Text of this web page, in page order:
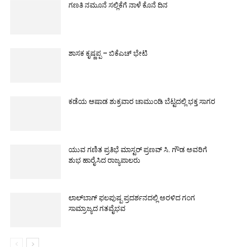
ಗಣತಿ ನಮೂನೆ ಸಲ್ಲಿಕೆಗೆ ನಾಳೆ ಕೊನೆ ದಿನ
ಶಾಸಕ ಕೃಷ್ಣಪ್ಪ – ಬಿಕೆಎಚ್ ಭೇಟಿ
ಕಡೆಯ ಆಷಾಡ ಶುಕ್ರವಾರ ಚಾಮುಂಡಿ ಬೆಟ್ಟದಲ್ಲಿ ಭಕ್ತ ಸಾಗರ
ಯುವ ಗಣಿತ ಪ್ರತಿಭೆ ಮಾಸ್ಟರ್ ಪ್ರಣವ್ ಸಿ. ಗೌಡ ಅವರಿಗೆ
ಶುಭ ಹಾರೈಸಿದ ರಾಜ್ಯಪಾಲರು
ಲಾಲ್‌ಬಾಗ್ ಫಲಪುಷ್ಪ ಪ್ರದರ್ಶನದಲ್ಲಿ ಅರಳಿದ ಗಂಗ
ಸಾಮ್ರಾಜ್ಯದ ಗತವೈಭವ